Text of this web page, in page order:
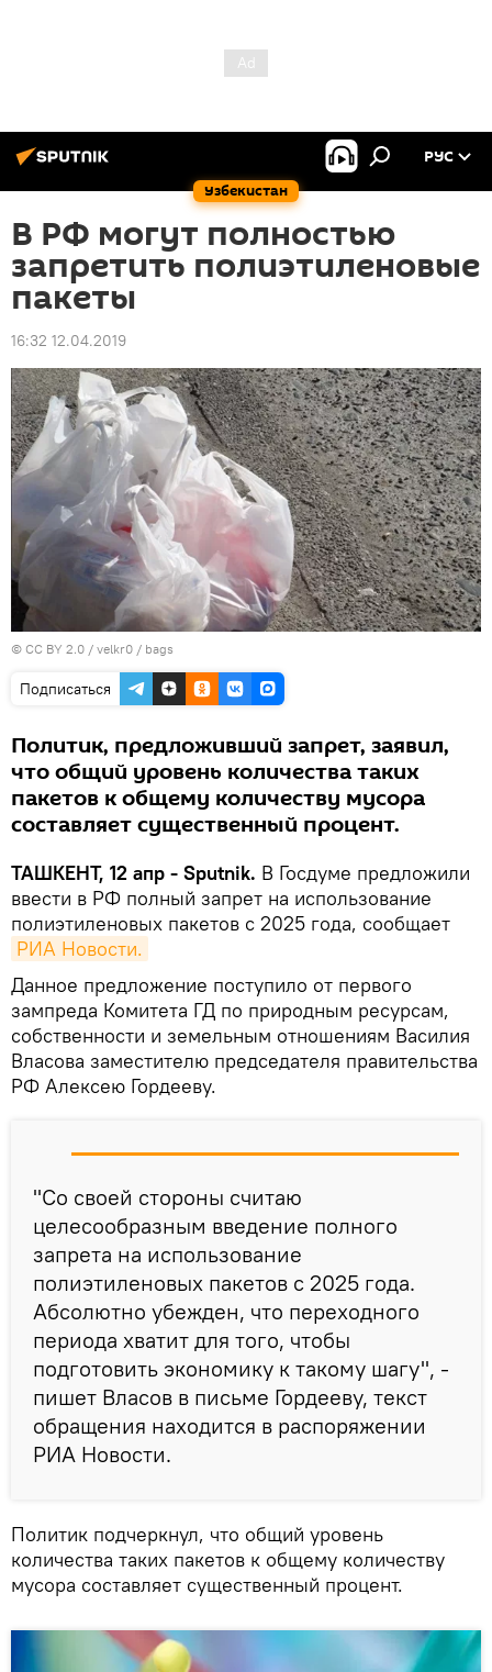
Узбекистан
РУС
В РФ могут полностью
запретить полиэтиленовые
пакеты
16:32 12.04.2019
© CC BY 2.0 / velkr0 / bags
Подписаться
Политик, предложивший запрет, заявил,
что общий уровень количества таких
пакетов к общему количеству мусора
составляет существенный процент.
ТАШКЕНТ, 12 апр - Sputnik. В Госдуме предложили
ввести в РФ полный запрет на использование
полиэтиленовых пакетов с 2025 года, сообщает
РИА Новости.
Данное предложение поступило от первого
зампреда Комитета ГД по природным ресурсам,
собственности и земельным отношениям Василия
Власова заместителю председателя правительства
РФ Алексею Гордееву.
"Со своей стороны считаю
целесообразным введение полного
запрета на использование
полиэтиленовых пакетов с 2025 года.
Абсолютно убежден, что переходного
периода хватит для того, чтобы
подготовить экономику к такому шагу", -
пишет Власов в письме Гордееву, текст
обращения находится в распоряжении
РИА Новости.
Политик подчеркнул, что общий уровень
количества таких пакетов к общему количеству
мусора составляет существенный процент.